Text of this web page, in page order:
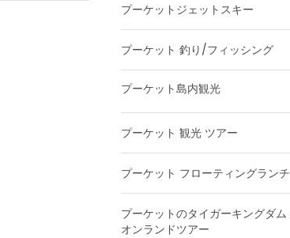
プーケットジェットスキー
プーケット 釣り/フィッシング
プーケット島内観光
プーケット 観光 ツアー
プーケット フローティングランチ
プーケットのタイガーキングダ
オンランドツアー